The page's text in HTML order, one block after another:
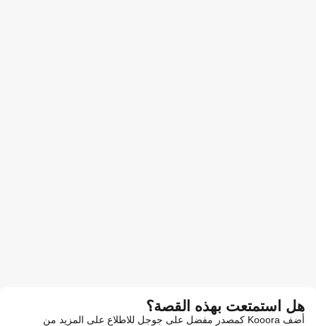
هل استمتعت بهذه القصة؟
أضف Kooora كمصدر مفضل على جوجل للاطلاع على المزيد من